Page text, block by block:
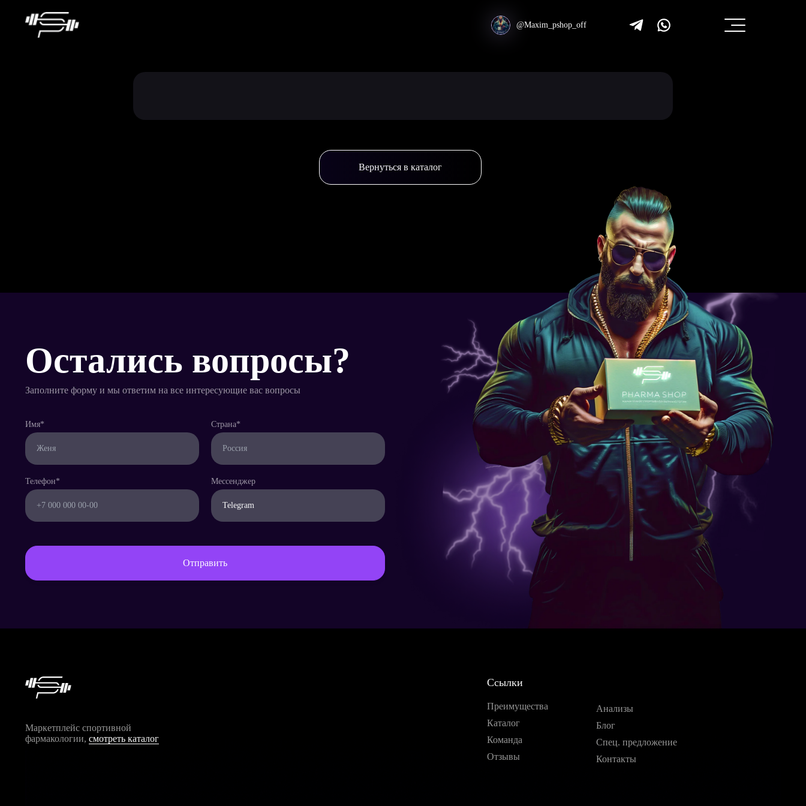
@Maxim_pshop_off
Вернуться в каталог
Итого: руб.
Остались вопросы?
Заполните форму и мы ответим на все интересующие вас вопросы
Имя* Страна*
Телефон* Мессенджер
Отправить
Маркетплейс спортивной
фармакологии, смотреть каталог
Ссылки
Преимущества
Каталог
Команда
Отзывы
Анализы
Блог
Спец. предложение
Контакты